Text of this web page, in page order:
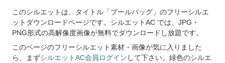
このシルエットは、タイトル「プールバッグ」のフリーシルエ
ットダウンロードページです。シルエットAC では、JPG・
PNG形式の高解像度画像が無料でダウンロードし放題です。
このページのフリーシルエット素材・画像が気に入りました
ら、まずシルエットAC会員ログイン して下さい。緑色のシルエ